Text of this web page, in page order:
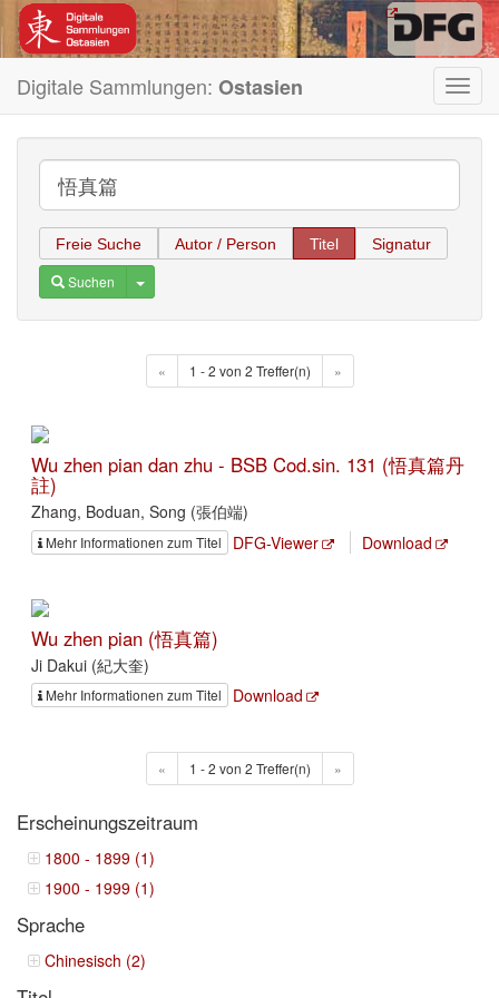
Digitale Sammlungen: Ostasien
Freie Suche Autor / Person Titel Signatur
Suchen Toggle Dropdown
« 1 - 2 von 2 Treffer(n) »
Wu zhen pian dan zhu - BSB Cod.sin. 131 (悟真篇丹
註)
Zhang, Boduan, Song (張伯端)
Mehr Informationen zum Titel DFG-Viewer Download
Wu zhen pian (悟真篇)
Ji Dakui (紀大奎)
Mehr Informationen zum Titel Download
« 1 - 2 von 2 Treffer(n) »
Erscheinungszeitraum
1800 - 1899 (1)
1900 - 1999 (1)
Sprache
Chinesisch (2)